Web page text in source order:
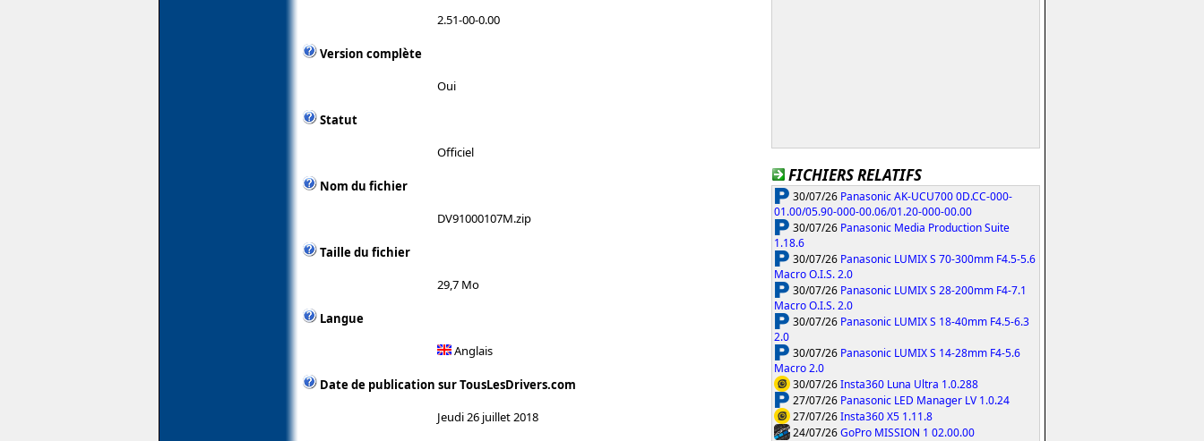
2.51-00-0.00
Version complète
Oui
Statut
Officiel
Nom du fichier
DV91000107M.zip
Taille du fichier
29,7 Mo
Langue
Anglais
Date de publication sur TousLesDrivers.com
Jeudi 26 juillet 2018
FICHIERS RELATIFS
30/07/26 Panasonic AK-UCU700 0D.CC-000-
01.00/05.90-000-00.06/01.20-000-00.00
30/07/26 Panasonic Media Production Suite
1.18.6
30/07/26 Panasonic LUMIX S 70-300mm F4.5-5.6
Macro O.I.S. 2.0
30/07/26 Panasonic LUMIX S 28-200mm F4-7.1
Macro O.I.S. 2.0
30/07/26 Panasonic LUMIX S 18-40mm F4.5-6.3
2.0
30/07/26 Panasonic LUMIX S 14-28mm F4-5.6
Macro 2.0
30/07/26Insta360 Luna Ultra 1.0.288
27/07/26 Panasonic LED Manager LV 1.0.24
27/07/26Insta360 X5 1.11.8
24/07/26GoPro MISSION 1 02.00.00